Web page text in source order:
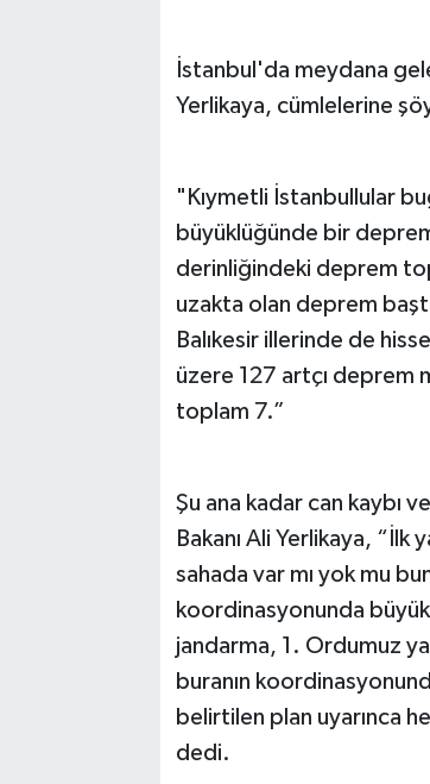
İstanbul'da meydana
Yerlikaya, cümlelerine
"Kıymetli İstanbullular
büyüklüğünde bir
derinliğindeki deprem
uzakta olan deprem
Balıkesir illerinde de
üzere 127 artçı deprem
toplam 7.”
Şu ana kadar can kaybı
Bakanı Ali Yerlikaya, “İlk
sahada var mı yok mu
koordinasyonunda
jandarma, 1. Ordumuz
buranın
belirtilen plan uyarınca
dedi.